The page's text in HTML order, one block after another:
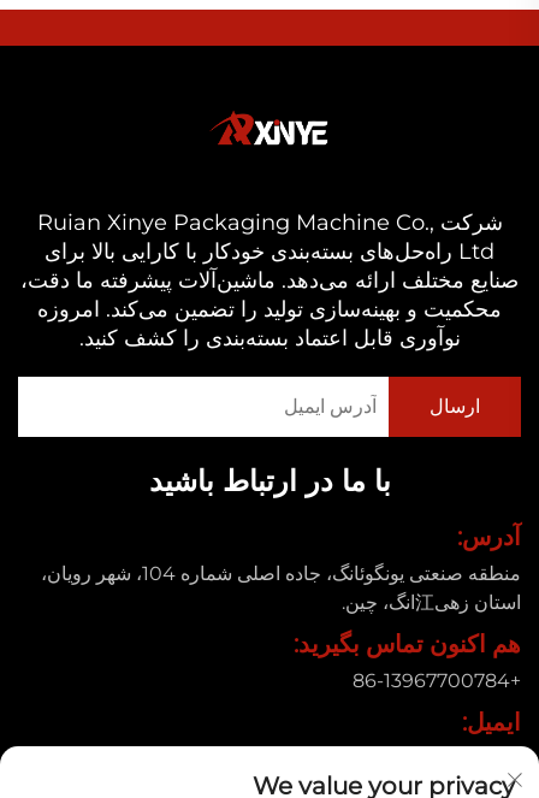
شرکت Ruian Xinye Packaging Machine Co.,
Ltd راه‌حل‌های بسته‌بندی خودکار با کارایی بالا برای
صنایع مختلف ارائه می‌دهد. ماشین‌آلات پیشرفته ما دقت،
محکمیت و بهینه‌سازی تولید را تضمین می‌کند. امروزه
نوآوری قابل اعتماد بسته‌بندی را کشف کنید.
با ما در ارتباط باشید
آدرس:
منطقه صنعتی یونگوئانگ، جاده اصلی شماره 104، شهر رویان،
استان زهی江انگ، چین.
هم اکنون تماس بگیرید:
+86-13967700784
ایمیل:
We value your privacy